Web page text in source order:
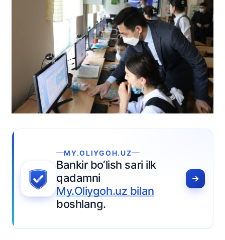
MY.OLIYGOH.UZ
bo‘lish sari ilk
bilan